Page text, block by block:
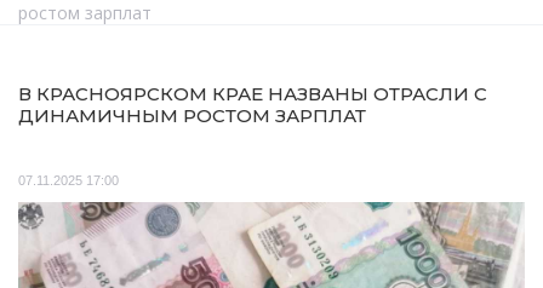
ростом зарплат
В КРАСНОЯРСКОМ КРАЕ НАЗВАНЫ ОТРАСЛИ С
ДИНАМИЧНЫМ РОСТОМ ЗАРПЛАТ
07.11.2025 17:00